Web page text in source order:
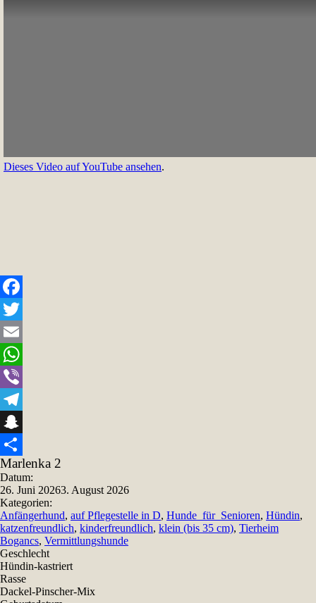
Dieses Video auf YouTube ansehen.
Facebook
Twitter
Email
WhatsApp
Viber
Telegram
Snapchat
Teilen
Marlenka 2
Datum:
26. Juni 20263. August 2026
Kategorien:
Anfängerhund, auf Pflegestelle in D, Hunde_für_Senioren, Hündin,
katzenfreundlich, kinderfreundlich, klein (bis 35 cm), Tierheim
Bogancs, Vermittlungshunde
Geschlecht
Hündin-kastriert
Rasse
Dackel-Pinscher-Mix